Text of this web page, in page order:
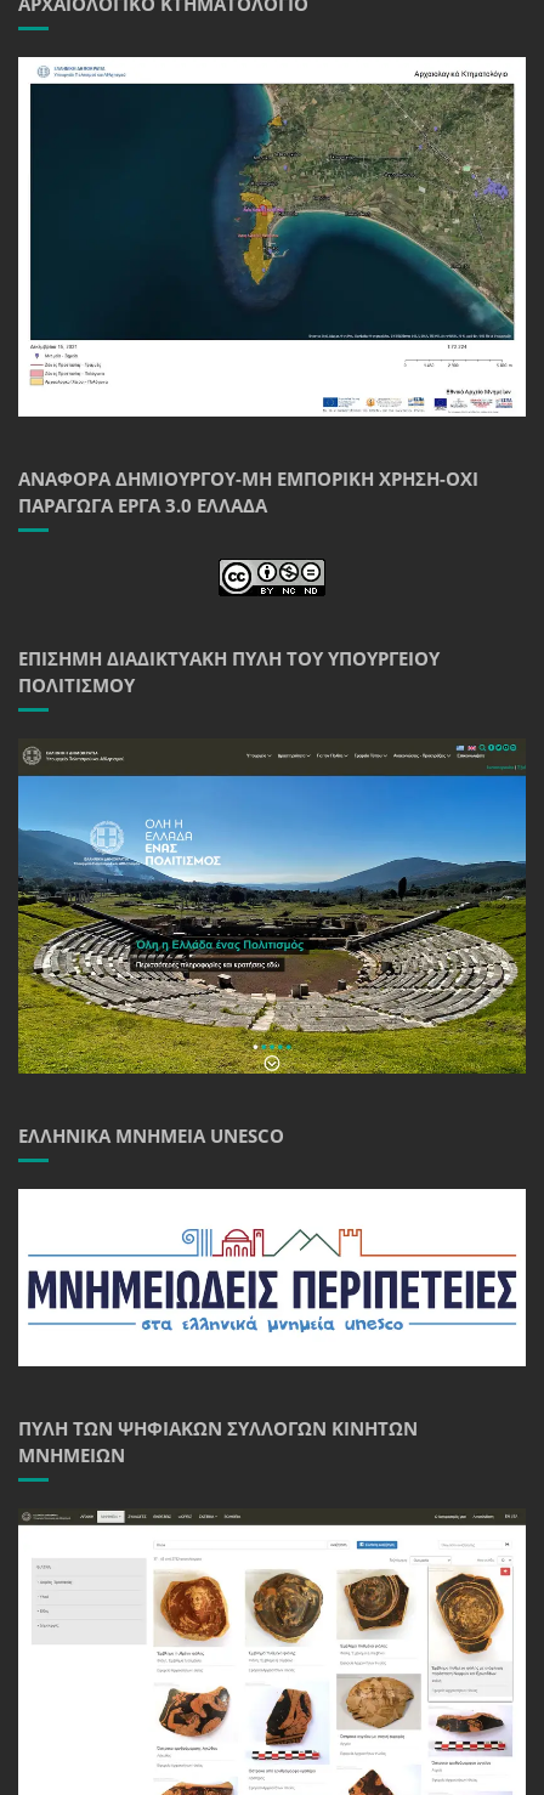
ΑΝΑΦΟΡΆ ΔΗΜΙΟΥΡΓΟΎ-ΜΗ ΕΜΠΟΡΙΚΉ ΧΡΉΣΗ-ΌΧΙ
ΠΑΡΆΓΩΓΑ ΈΡΓΑ 3.0 ΕΛΛΆΔΑ
ΕΠΊΣΗΜΗ ΔΙΑΔΙΚΤΥΑΚΉ ΠΎΛΗ ΤΟΥ ΥΠΟΥΡΓΕΊΟΥ
ΠΟΛΙΤΙΣΜΟΎ
ΕΛΛΗΝΙΚΆ ΜΝΗΜΕΊΑ UNESCO
ΠΎΛΗ ΤΩΝ ΨΗΦΙΑΚΏΝ ΣΥΛΛΟΓΏΝ ΚΙΝΗΤΏΝ
ΜΝΗΜΕΊΩΝ